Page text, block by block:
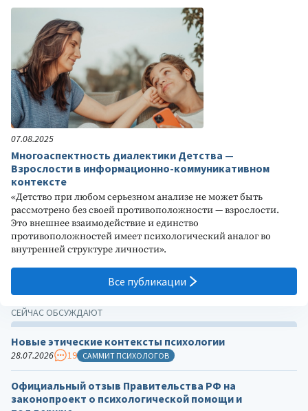
07.08.2025
Многоаспектность диалектики Детства —
Взрослости в информационно-коммуникативном
контексте
«Детство при любом серьезном анализе не может быть
рассмотрено без своей противоположности — взрослости.
Это внешнее взаимодействие и единство
противоположностей имеет психологический аналог во
внутренней структуре личности».
Все публикации
СЕЙЧАС ОБСУЖДАЮТ
Новые этические контексты психологии
28.07.2026 19 САММИТ ПСИХОЛОГОВ
Официальный отзыв Правительства РФ на
законопроект о психологической помощи и